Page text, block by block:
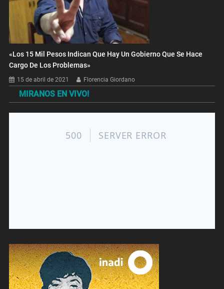
«Los 15 Mil Pesos Indican Que Hay Un Gobierno Que Se Hace
Cargo De Los Problemas»
15 de abril de 2021 Florencia Giordano
MIRANOS EN VIVO!